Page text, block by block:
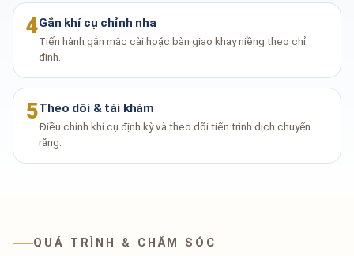
4Gắn khí cụ chỉnh nha
Tiến hành gắn mắc cài hoặc bàn giao khay niềng theo chỉ
định.
5Theo dõi & tái khám
Điều chỉnh khí cụ định kỳ và theo dõi tiến trình dịch chuyển
răng.
QUÁ TRÌNH & CHĂM SÓC